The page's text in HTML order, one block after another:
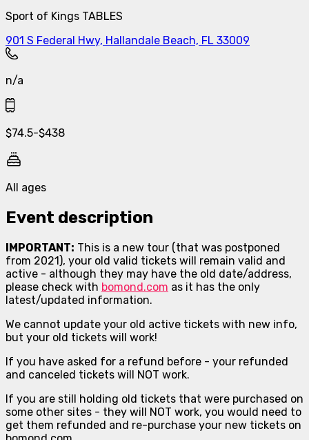
Sport of Kings TABLES
901 S Federal Hwy, Hallandale Beach, FL 33009
n/a
$74.5-$438
All ages
Event description
IMPORTANT: This is a new tour (that was postponed
from 2021), your old valid tickets will remain valid and
active - although they may have the old date/address,
please check with bomond.com as it has the only
latest/updated information.
We cannot update your old active tickets with new info,
but your old tickets will work!
If you have asked for a refund before - your refunded
and canceled tickets will NOT work.
If you are still holding old tickets that were purchased on
some other sites - they will NOT work, you would need to
get them refunded and re-purchase your new tickets on